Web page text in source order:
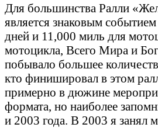
Для большинства Ралли
является знаковым
дней и 11,000 миль для
мотоцикла, Всего Мира и
побывало большее
кто финишировал в этом
примерно в дюжине
формата, но наиболее
и 2003 года. В 2003 я занял